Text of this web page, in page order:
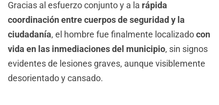
Gracias al esfuerzo conjunto y a la rápida
coordinación entre cuerpos de seguridad y la
ciudadanía, el hombre fue finalmente localizadocon
vida en las inmediaciones del municipio, sin signos
evidentes de lesiones graves, aunque visiblemente
desorientado y cansado.